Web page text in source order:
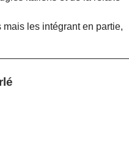
les intégrant en partie,